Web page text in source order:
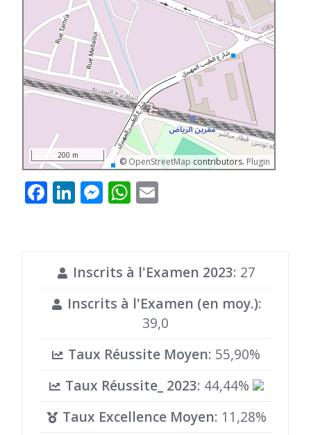
© OpenStreetMap contributors. Plugin
200 m
Facebook
LinkedIn
Messenger
WhatsApp
Inscrits à l'Examen 2023: 27
Inscrits à l'Examen (en moy.):
39,0
Taux Réussite Moyen: 55,90%
Taux Réussite_ 2023: 44,44%
Taux Excellence Moyen: 11,28%